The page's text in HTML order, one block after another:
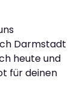
Darmstadt
heute und
für deinen